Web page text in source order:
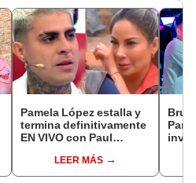
Pamela López estalla y
termina definitivamente
EN VIVO con Paul
peleas: "Me ha
contestado horrible"
LEER MÁS